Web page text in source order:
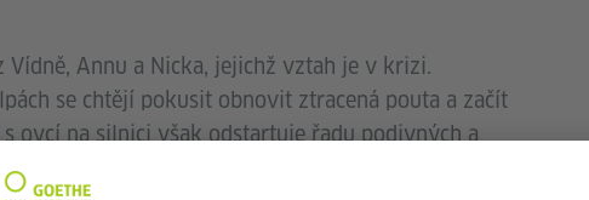
Annu a Nicka, jejichž vztah je v krizi.
se chtějí pokusit obnovit ztracená pouta a začít
ovcí na silnici však odstartuje řadu podivných a
kde se vlastně nacházejí: v realitě, ve vlastní